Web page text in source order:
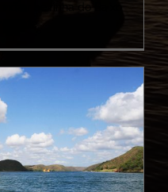
ribeirinha do Baixo